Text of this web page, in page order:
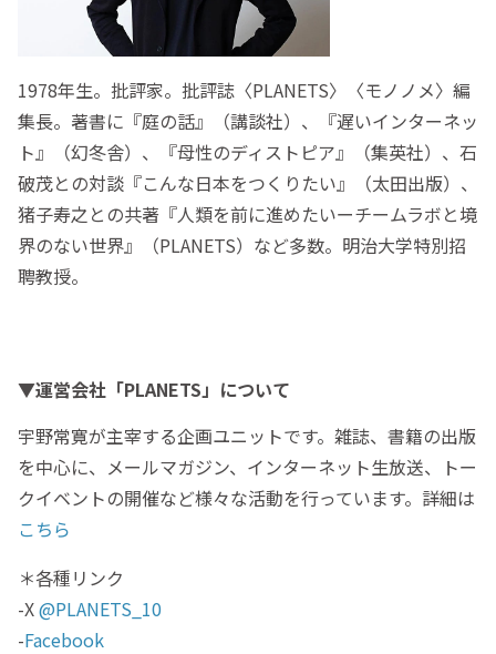
1978年生。批評家。批評誌〈PLANETS〉〈モノノメ〉編
集長。著書に『庭の話』（講談社）、『遅いインターネッ
ト』（幻冬舎）、『母性のディストピア』（集英社）、石
破茂との対談『こんな日本をつくりたい』（太田出版）、
猪子寿之との共著『人類を前に進めたいーチームラボと境
界のない世界』（PLANETS）など多数。明治大学特別招
聘教授。
▼運営会社「PLANETS」について
宇野常寛が主宰する企画ユニットです。雑誌、書籍の出版
を中心に、メールマガジン、インターネット生放送、トー
クイベントの開催など様々な活動を行っています。詳細は
こちら
＊各種リンク
-X@PLANETS_10
-Facebook